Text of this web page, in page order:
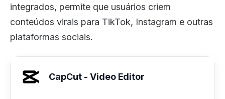
integrados, permite que usuários criem
conteúdos virais para TikTok, Instagram e outras
plataformas sociais.
CapCut - Video Editor